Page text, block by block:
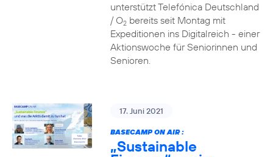
unterstützt Telefónica Deutschland
/ O2bereits seit Montag mit
Expeditionen ins Digitalreich - einer
Aktionswoche für Seniorinnen und
Senioren.
17. Juni 2021
BASECAMP ON AIR :
„Sustainable